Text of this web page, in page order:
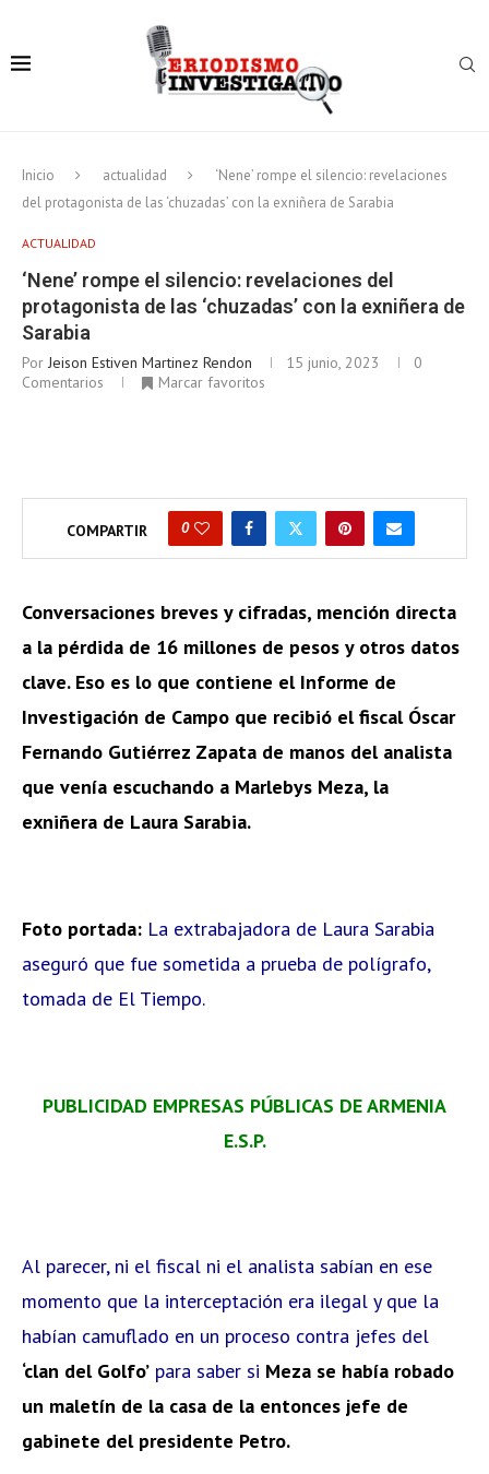
Inicio actualidad
‘Nene’ rompe el silencio: revelaciones
del protagonista de las ‘chuzadas’ con la exniñera de Sarabia
ACTUALIDAD
‘Nene’ rompe el silencio: revelaciones del
protagonista de las ‘chuzadas’ con la exniñera de
Sarabia
Por Jeison Estiven Martinez Rendon 15 junio, 2023
0
Comentarios
Marcar favoritos
COMPARTIR 0
Conversaciones breves y cifradas, mención directa
a la pérdida de 16 millones de pesos y otros datos
clave. Eso es lo que contiene el Informe de
Investigación de Campo que recibió el fiscal Óscar
Fernando Gutiérrez Zapata de manos del analista
que venía escuchando a Marlebys Meza, la
exniñera de Laura Sarabia.
Foto portada: La extrabajadora de Laura Sarabia
aseguró que fue sometida a prueba de polígrafo,
tomada de El Tiempo.
PUBLICIDAD EMPRESAS PÚBLICAS DE ARMENIA
E.S.P.
Al parecer, ni el fiscal ni el analista sabían en ese
momento que la interceptación era ilegal y que la
habían camuflado en un proceso contra jefes del
‘clan del Golfo’ para saber si Meza se había robado
un maletín de la casa de la entonces jefe de
gabinete del presidente Petro.